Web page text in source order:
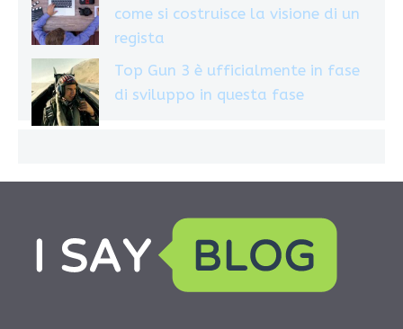
come si costruisce la visione di un
regista
Top Gun 3 è ufficialmente in fase
di sviluppo in questa fase